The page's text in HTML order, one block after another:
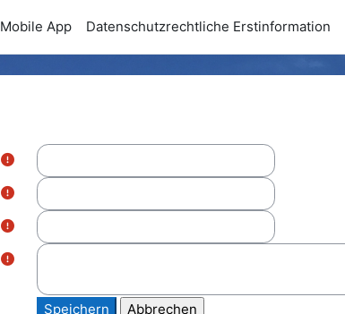
Mobile App Datenschutzrechtliche Erstinformation